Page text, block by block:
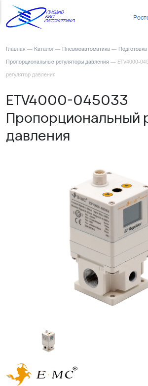
Главная — Каталог — Пневмоавтоматика —
Пропорциональные регуляторы давления — ETV4000-
регулятор давления
ETV4000-045033
Пропорциональный
давления